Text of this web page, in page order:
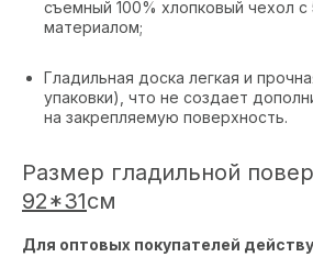
съемный 100% хлопковый чехол
материалом;
Гладильная доска легкая и
упаковки), что не создает
на закрепляемую поверхность.
Размер гладильной
92*31см
Для оптовых покупателей